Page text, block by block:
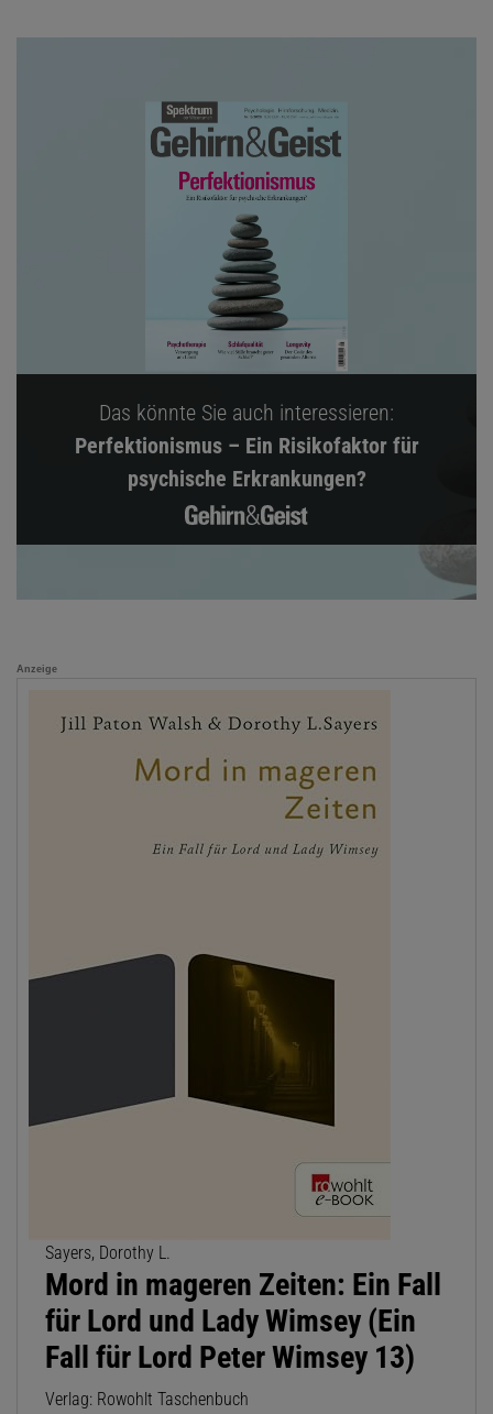
Das könnte Sie auch interessieren:
Perfektionismus – Ein Risikofaktor für
psychische Erkrankungen?
Anzeige
Sayers, Dorothy L.
Mord in mageren Zeiten: Ein Fall
für Lord und Lady Wimsey (Ein
Fall für Lord Peter Wimsey 13)
Verlag: Rowohlt Taschenbuch